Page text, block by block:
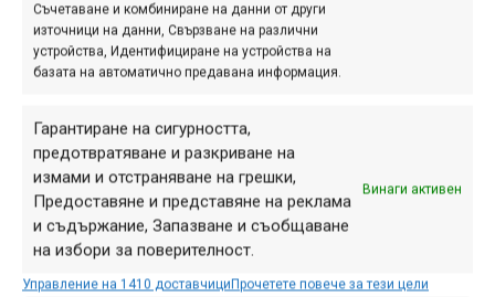
Съчетаване и комбиниране на данни от други
източници на данни, Свързване на различни
устройства, Идентифициране на устройства на
базата на автоматично предавана информация.
Гарантиране на сигурността,
предотвратяване и разкриване на
измами и отстраняване на грешки,
Предоставяне и представяне на реклама
и съдържание, Запазване и съобщаване
на избори за поверителност.
Винаги активен
Управление на 1410 доставчициПрочетете повече за тези цели
защита за една от системите би означавала край за
другата, дали ще се стигне до съдебни спорове,
обезщетения и т.н.
като през лятото на 2010 г. Патентното ведомство на
САЩ издаде патент на Дейв Уигъл за Split Pivot, а
няколко месеца по-късно уважи и заявката на Trek.
Независимо дали ще успеете да откриете разлика в
конструкцията, или не, експертите на Патентното
ведомство, след щателно проучване на всяка от двете